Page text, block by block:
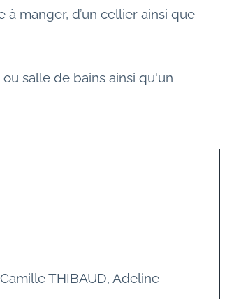
à manger, d’un cellier ainsi que
salle de bains ainsi qu'un
THIBAUD, Adeline